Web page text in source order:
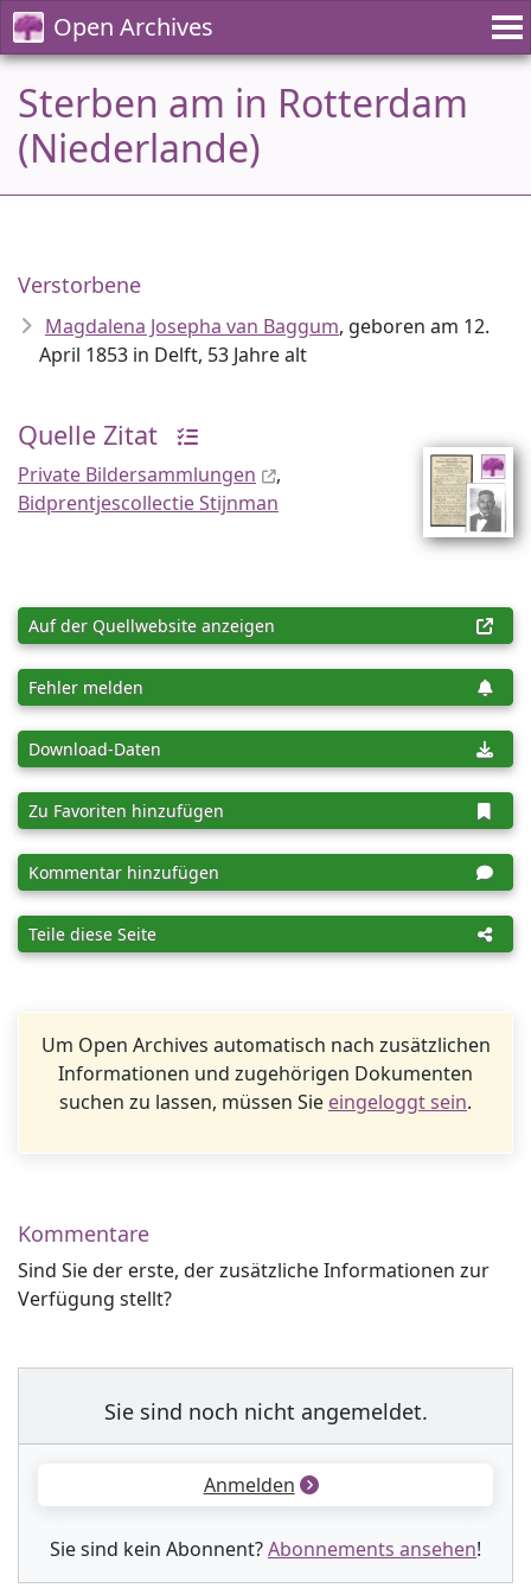
Open Archives
Sterben am in Rotterdam
(Niederlande)
Verstorbene
Magdalena Josepha van Baggum, geboren am 12.
April 1853 in Delft, 53 Jahre alt
Quelle Zitat
Private Bildersammlungen
,
Bidprentjescollectie Stijnman
Auf der Quellwebsite anzeigen
Fehler melden
Download-Daten
Zu Favoriten hinzufügen
Kommentar hinzufügen
Teile diese Seite
Um Open Archives automatisch nach zusätzlichen
Informationen und zugehörigen Dokumenten
suchen zu lassen, müssen Sie eingeloggt sein.
Kommentare
Sind Sie der erste, der zusätzliche Informationen zur
Verfügung stellt?
Sie sind noch nicht angemeldet.
Anmelden
Sie sind kein Abonnent?Abonnements ansehen!